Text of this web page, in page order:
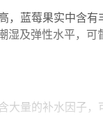
蓝莓果实中含
及弹性水平，可
量的补水因子